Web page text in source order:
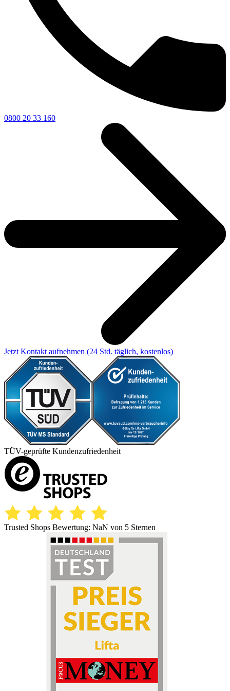
0800 20 33 160
Jetzt Kontakt aufnehmen (24 Std. täglich, kostenlos)
TÜV-geprüfte Kundenzufriedenheit
Trusted Shops Bewertung: NaN von 5 Sternen